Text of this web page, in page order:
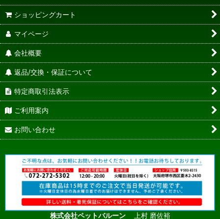
ショッピングカート
マイページ
会社概要
返品/交換・保証について
特定商取引法表示
ご利用案内
お問い合わせ
株式会社ペットバルーン 上村 磨佐裕